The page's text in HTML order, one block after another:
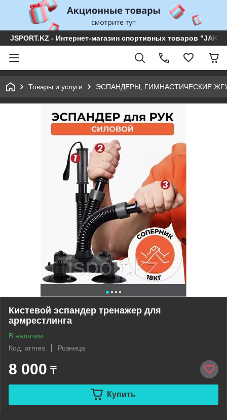
JSPORT.KZ - Интернет-магазин спортивных товаров
Товары и услуги ЭСПАНДЕРЫ, ГИМНАСТИЧЕСКИЕ
Кистевой эспандер тренажер для
армрестлинга
В наличии
Код: armes
Розница
8 000 ₸
Купить